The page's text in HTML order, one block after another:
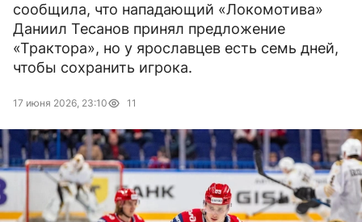
сообщила, что нападающий «Локомотива»
Даниил Тесанов принял предложение
«Трактора», но у ярославцев есть семь дней,
чтобы сохранить игрока.
17 июня 2026, 23:10 11